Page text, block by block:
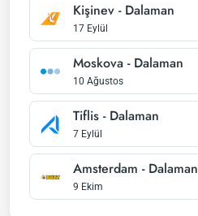
Kişinev - Dalaman
17 Eylül
Moskova - Dalaman
10 Ağustos
Tiflis - Dalaman
7 Eylül
Amsterdam - Dalaman
9 Ekim